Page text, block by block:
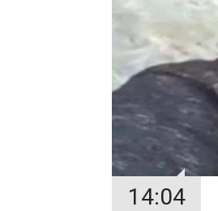
14:04